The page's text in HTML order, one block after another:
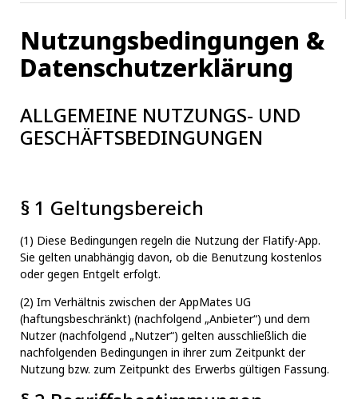
Nutzungsbedingungen &
Datenschutzerklärung
ALLGEMEINE NUTZUNGS- UND
GESCHÄFTSBEDINGUNGEN
§ 1 Geltungsbereich
(1) Diese Bedingungen regeln die Nutzung der Flatify-App.
Sie gelten unabhängig davon, ob die Benutzung kostenlos
oder gegen Entgelt erfolgt.
(2) Im Verhältnis zwischen der AppMates UG
(haftungsbeschränkt) (nachfolgend „Anbieter“) und dem
Nutzer (nachfolgend „Nutzer“) gelten ausschließlich die
nachfolgenden Bedingungen in ihrer zum Zeitpunkt der
Nutzung bzw. zum Zeitpunkt des Erwerbs gültigen Fassung.